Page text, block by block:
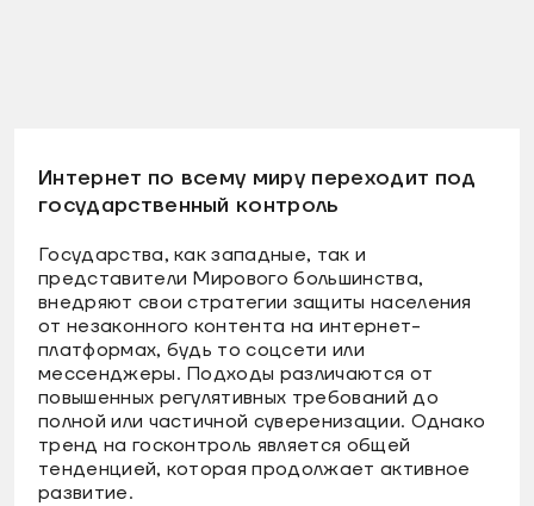
Интернет по всему миру переходит под
государственный контроль
Государства, как западные, так и
представители Мирового большинства,
внедряют свои стратегии защиты населения
от незаконного контента на интернет-
платформах, будь то соцсети или
мессенджеры. Подходы различаются от
повышенных регулятивных требований до
полной или частичной суверенизации. Однако
тренд на госконтроль является общей
тенденцией, которая продолжает активное
развитие.